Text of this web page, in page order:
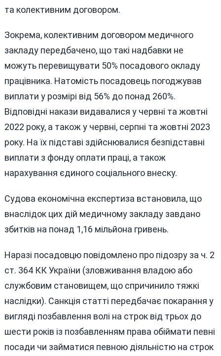
та колективним договором.
Зокрема, колективним договором медичного
закладу передбачено, що такі надбавки не
можуть перевищувати 50% посадового окладу
працівника. Натомість посадовець погоджував
виплати у розмірі від 56% до понад 260%.
Відповідні накази видавалися у червні та жовтні
2022 року, а також у червні, серпні та жовтні 2023
року. На їх підставі здійснювалися безпідставні
виплати з фонду оплати праці, а також
нарахування єдиного соціального внеску.
Судова економічна експертиза встановила, що
внаслідок цих дій медичному закладу завдано
збитків на понад 1,16 мільйона гривень.
Наразі посадовцю повідомлено про підозру за ч. 2
ст. 364 КК України (зловживання владою або
службовим становищем, що спричинило тяжкі
наслідки). Санкція статті передбачає покарання у
вигляді позбавлення волі на строк від трьох до
шести років із позбавленням права обіймати певні
посади чи займатися певною діяльністю на строк